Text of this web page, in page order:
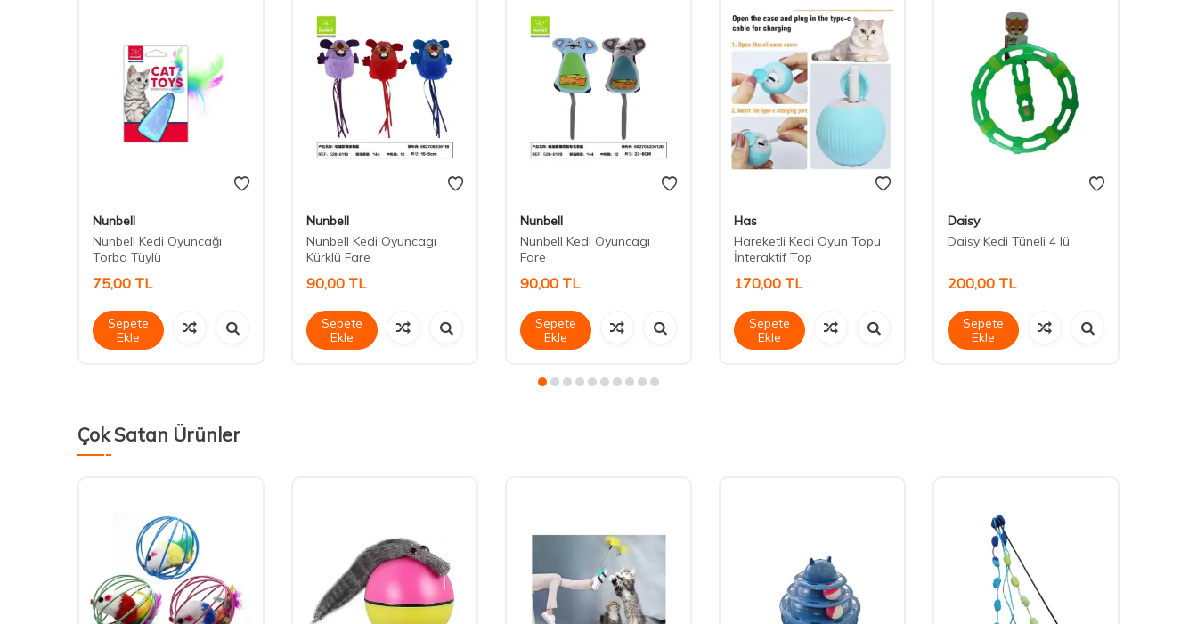
Nunbell
Nunbell Kedi Oyuncağı
Torba Tüylü
75,00 TL
Sepete
Ekle
Nunbell
Nunbell Kedi Oyuncagı
Kürklü Fare
90,00 TL
Sepete
Ekle
Nunbell
Nunbell Kedi Oyuncagı
Fare
90,00 TL
Sepete
Ekle
Has
Hareketli Kedi Oyun Topu
İnteraktif Top
170,00 TL
Sepete
Ekle
Daisy
Daisy Kedi Tüneli 4 lü
200,00 TL
Sepete
Ekle
Çok Satan Ürünler